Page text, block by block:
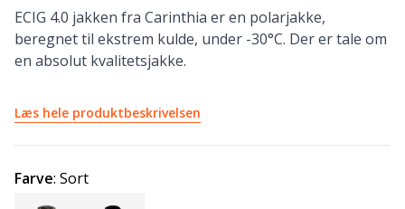
ECIG 4.0 jakken fra Carinthia er en polarjakke,
beregnet til ekstrem kulde, under -30°C. Der er tale om
en absolut kvalitetsjakke.
Læs hele produktbeskrivelsen
Farve: Sort